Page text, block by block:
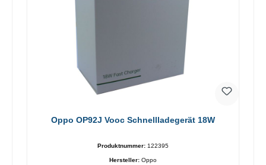
Oppo OP92J Vooc Schnellladegerät 18W
Produktnummer: 122395
Hersteller: Oppo